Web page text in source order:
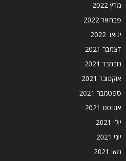
מרץ 2022
פברואר 2022
ינואר 2022
דצמבר 2021
נובמבר 2021
אוקטובר 2021
ספטמבר 2021
אוגוסט 2021
יולי 2021
יוני 2021
מאי 2021